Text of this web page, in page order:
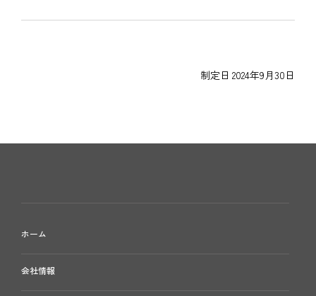
制定日 2024年9月30日
ホーム
会社情報